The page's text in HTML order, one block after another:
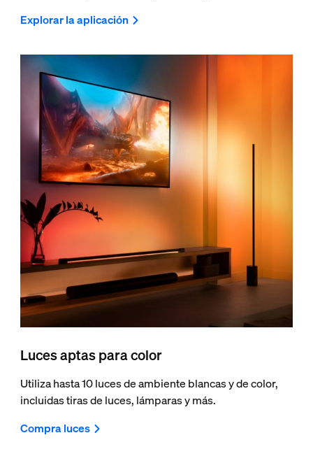
Explorar la aplicación
Luces aptas para color
Utiliza hasta 10 luces de ambiente blancas y de color,
incluidas tiras de luces, lámparas y más.
Compra luces